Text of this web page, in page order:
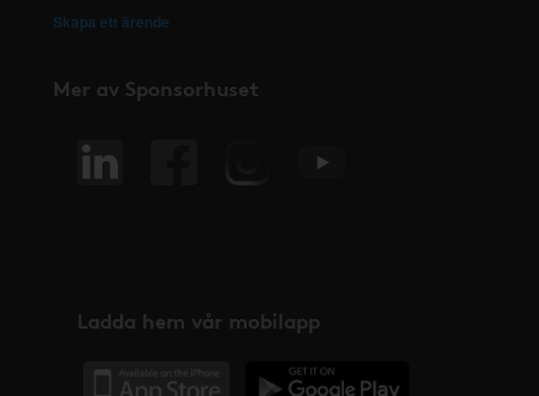
Skapa ett ärende
Mer av Sponsorhuset
Ladda hem vår mobilapp